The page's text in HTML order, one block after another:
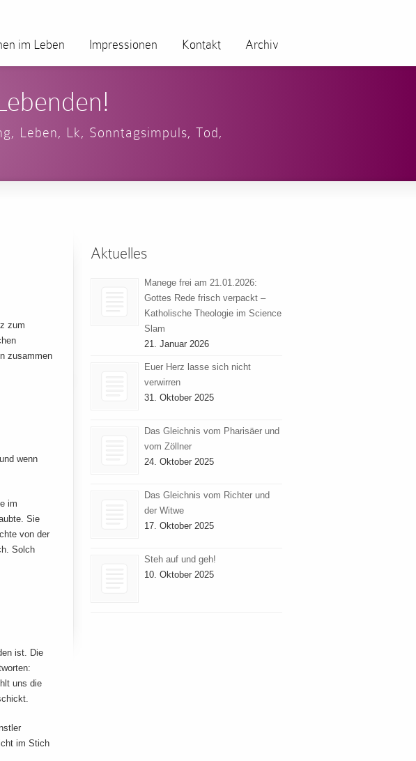
im Leben Impressionen Kontakt Archiv
, Leben, Lk, Sonntagsimpuls,Tod,
zum
zusammen
wenn
im
Sie
von der
Solch
ist. Die
uns die
im Stich
Aktuelles
Manege frei am 21.01.2026:
Gottes Rede frisch verpackt –
Katholische Theologie im Science
Slam
21. Januar 2026
Euer Herz lasse sich nicht
verwirren
31. Oktober 2025
Das Gleichnis vom Pharisäer und
vom Zöllner
24. Oktober 2025
Das Gleichnis vom Richter und
der Witwe
17. Oktober 2025
Steh auf und geh!
10. Oktober 2025